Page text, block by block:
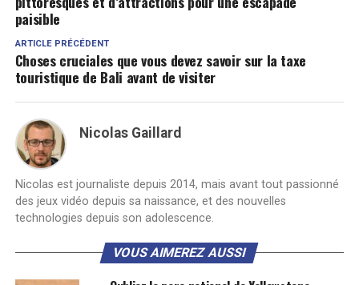
paisible
ARTICLE PRÉCÉDENT
Choses cruciales que vous devez savoir sur la taxe
touristique de Bali avant de visiter
Nicolas Gaillard
Nicolas est journaliste depuis 2014, mais avant tout passionné
des jeux vidéo depuis sa naissance, et des nouvelles
technologies depuis son adolescence.
VOUS AIMEREZ AUSSI